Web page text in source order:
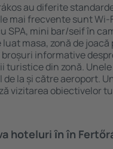
au diferite
mai frecvente sunt Wi-
SPA, mini bar/seif în
masa, zonă de
informative
turistice din zonă.
la și către aeroport.
vizitarea obiectivelor
hoteluri ȋn în